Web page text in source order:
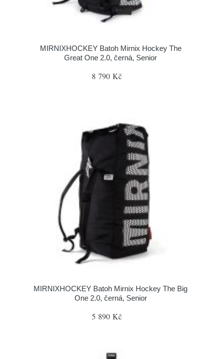
MIRNIXHOCKEY Batoh Mirnix Hockey The
Great One 2.0, černá, Senior
8 790 Kč
MIRNIXHOCKEY Batoh Mirnix Hockey The Big
One 2.0, černá, Senior
5 890 Kč